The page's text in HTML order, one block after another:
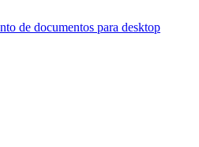
de documentos para desktop